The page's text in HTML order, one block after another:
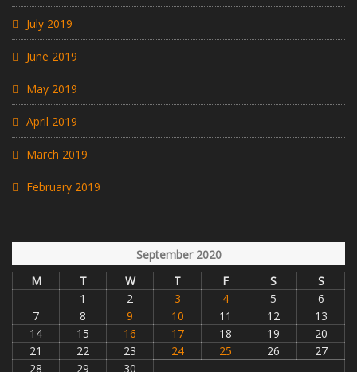
July 2019
June 2019
May 2019
April 2019
March 2019
February 2019
September 2020
M
T W T F S
S
1
2 3 4 5
6
7
8 9 10 11 12
13
14
15 16 17 18 19
20
21
22 23 24 25 26
27
28
29 30